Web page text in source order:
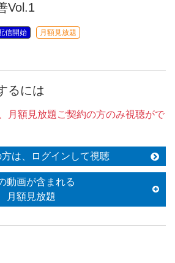
Vol.1
信開始 月額見放題
るには
月額見放題ご契約の方のみ視聴がで
は、ログインして視聴
動画が含まれる
月額見放題